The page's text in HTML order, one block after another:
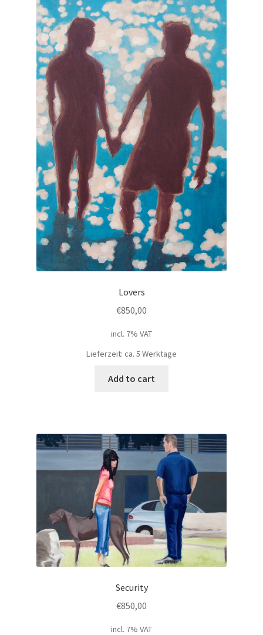
Lovers
€850,00
incl. 7% VAT
Lieferzeit: ca. 5 Werktage
Add to cart
Security
€850,00
incl. 7% VAT